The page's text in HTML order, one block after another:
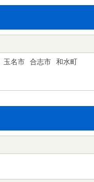
玉名市 合志市
和水町